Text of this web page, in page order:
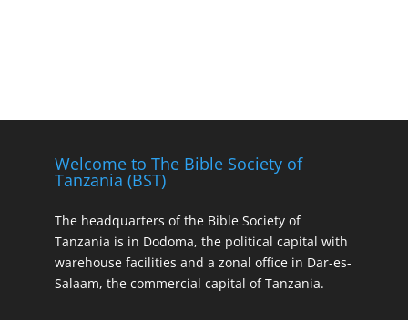
Welcome to The Bible Society of
Tanzania (BST)
The headquarters of the Bible Society of
Tanzania is in Dodoma, the political capital with
warehouse facilities and a zonal office in Dar-es-
Salaam, the commercial capital of Tanzania.